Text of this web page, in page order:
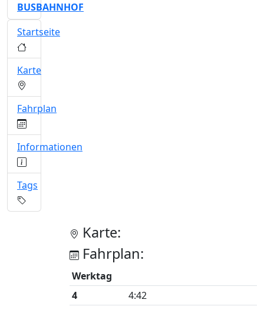
Karte:
Fahrplan:
Werktag
4
4:42
BUSBAHNHOF
Startseite
Karte
Fahrplan
Informationen
Tags